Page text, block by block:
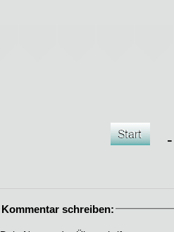
-
Kommentar schreiben: